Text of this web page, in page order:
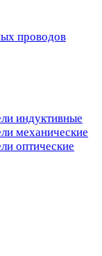
проводов
индуктивные
механические
оптические